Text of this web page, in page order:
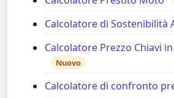
Calcolatore di Sostenibilità
Calcolatore Prezzo Chiavi
Nuovo
Calcolatore di confronto